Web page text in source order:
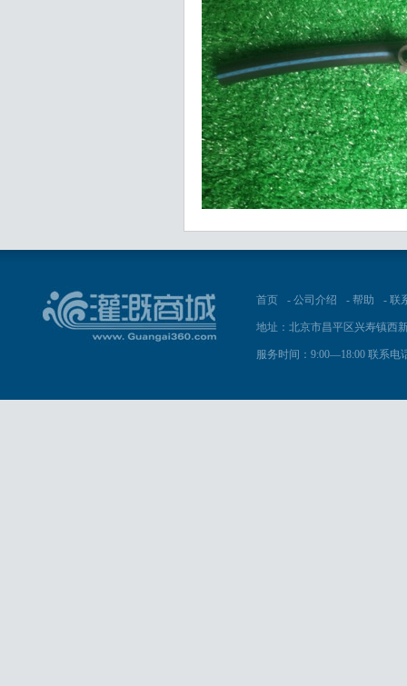
首页 - 公司介绍 - 帮助 - 联
地址：北京市昌平区兴寿镇西
服务时间：9:00—18:00 联系电